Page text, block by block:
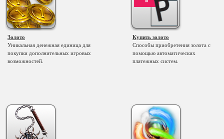
Золото
Уникальная денежная единица для
покупки дополнительных игровых
возможностей.
Купить золото
Способы приобретения золота с
помощью автоматических
платежных систем.